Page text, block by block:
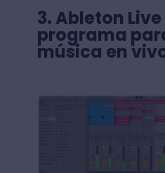
3. Ableton Live
programa
música en